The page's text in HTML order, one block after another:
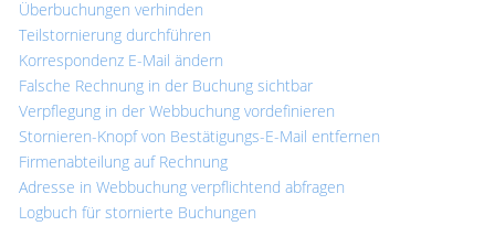
Überbuchungen verhinden
Teilstornierung durchführen
Korrespondenz E-Mail ändern
Falsche Rechnung in der Buchung sichtbar
Verpflegung in der Webbuchung vordefinieren
Stornieren-Knopf von Bestätigungs-E-Mail entfernen
Firmenabteilung auf Rechnung
Adresse in Webbuchung verpflichtend abfragen
Logbuch für stornierte Buchungen